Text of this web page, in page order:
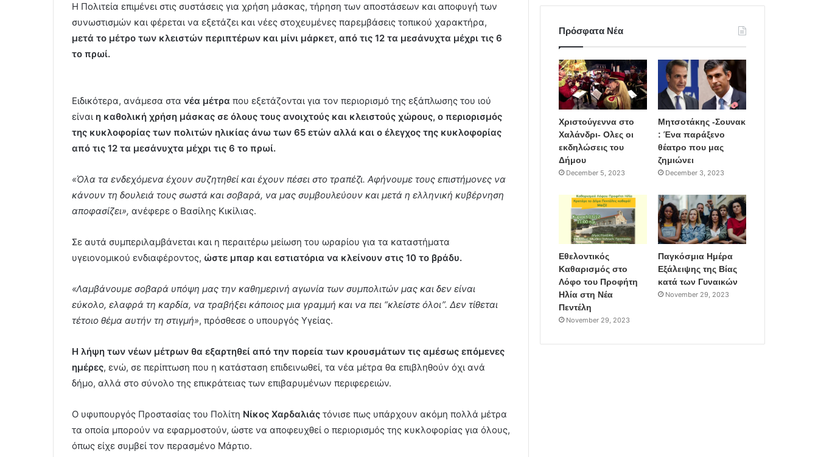
Η Πολιτεία επιμένει στις συστάσεις για χρήση μάσκας, τήρηση των αποστάσεων και αποφυγή των
συνωστισμών και φέρεται να εξετάζει και νέες στοχευμένες παρεμβάσεις τοπικού χαρακτήρα,
μετά το μέτρο των κλειστών περιπτέρων και μίνι μάρκετ, από τις 12 τα μεσάνυχτα μέχρι τις 6
το πρωί.
Ειδικότερα, ανάμεσα στα νέα μέτρα που εξετάζονται για τον περιορισμό της εξάπλωσης του ιού
είναι η καθολική χρήση μάσκας σε όλους τους ανοιχτούς και κλειστούς χώρους, ο περιορισμός
της κυκλοφορίας των πολιτών ηλικίας άνω των 65 ετών αλλά και ο έλεγχος της κυκλοφορίας
από τις 12 τα μεσάνυχτα μέχρι τις 6 το πρωί.
«Όλα τα ενδεχόμενα έχουν συζητηθεί και έχουν πέσει στο τραπέζι. Αφήνουμε τους επιστήμονες να
κάνουν τη δουλειά τους σωστά και σοβαρά, να μας συμβουλεύουν και μετά η ελληνική κυβέρνηση
αποφασίζει», ανέφερε ο Βασίλης Κικίλιας.
Σε αυτά συμπεριλαμβάνεται και η περαιτέρω μείωση του ωραρίου για τα καταστήματα
υγειονομικού ενδιαφέροντος, ώστε μπαρ και εστιατόρια να κλείνουν στις 10 το βράδυ.
«Λαμβάνουμε σοβαρά υπόψη μας την καθημερινή αγωνία των συμπολιτών μας και δεν είναι
εύκολο, ελαφρά τη καρδία, να τραβήξει κάποιος μια γραμμή και να πει “κλείστε όλοι”. Δεν τίθεται
τέτοιο θέμα αυτήν τη στιγμή», πρόσθεσε ο υπουργός Υγείας.
Η λήψη των νέων μέτρων θα εξαρτηθεί από την πορεία των κρουσμάτων τις αμέσως επόμενες
ημέρες, ενώ, σε περίπτωση που η κατάσταση επιδεινωθεί, τα νέα μέτρα θα επιβληθούν όχι ανά
δήμο, αλλά στο σύνολο της επικράτειας των επιβαρυμένων περιφερειών.
Ο υφυπουργός Προστασίας του Πολίτη Νίκος Χαρδαλιάς τόνισε πως υπάρχουν ακόμη πολλά μέτρα
τα οποία μπορούν να εφαρμοστούν, ώστε να αποφευχθεί ο περιορισμός της κυκλοφορίας για όλους,
όπως είχε συμβεί τον περασμένο Μάρτιο.
Πρόσφατα Νέα
Χριστούγεννα στο
Χαλάνδρι- Ολες οι
εκδηλώσεις του
Δήμου
December 5, 2023
Μητσοτάκης -Σουνακ
: Ένα παράξενο
θέατρο που μας
ζημιώνει
December 3, 2023
Εθελοντικός
Καθαρισμός στο
Λόφο του Προφήτη
Ηλία στη Νέα
Πεντέλη
November 29, 2023
Παγκόσμια Ημέρα
Εξάλειψης της Βίας
κατά των Γυναικών
November 29, 2023